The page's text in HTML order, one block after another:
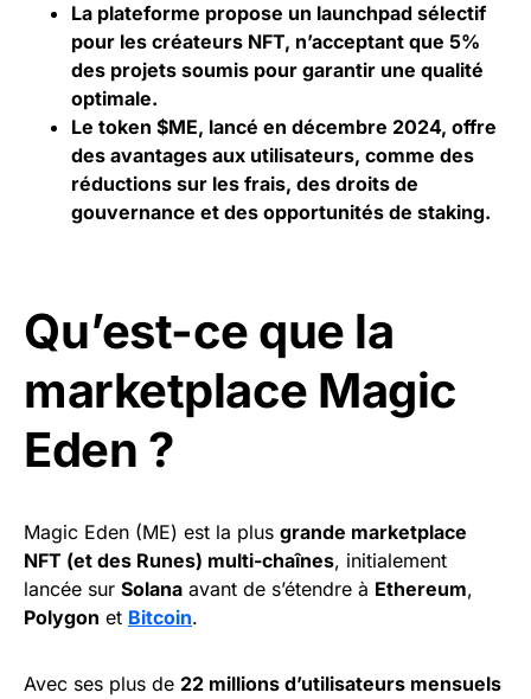
La plateforme propose un launchpad sélectif
pour les créateurs NFT, n’acceptant que 5%
des projets soumis pour garantir une qualité
optimale.
Le token $ME, lancé en décembre 2024, offre
des avantages aux utilisateurs, comme des
réductions sur les frais, des droits de
gouvernance et des opportunités de staking.
Qu’est-ce que la
marketplace Magic
Eden ?
Magic Eden (ME) est la plus grande marketplace
NFT (et des Runes) multi-chaînes, initialement
lancée sur Solana avant de s’étendre à Ethereum,
Polygon et Bitcoin.
Avec ses plus de 22 millions d’utilisateurs mensuels